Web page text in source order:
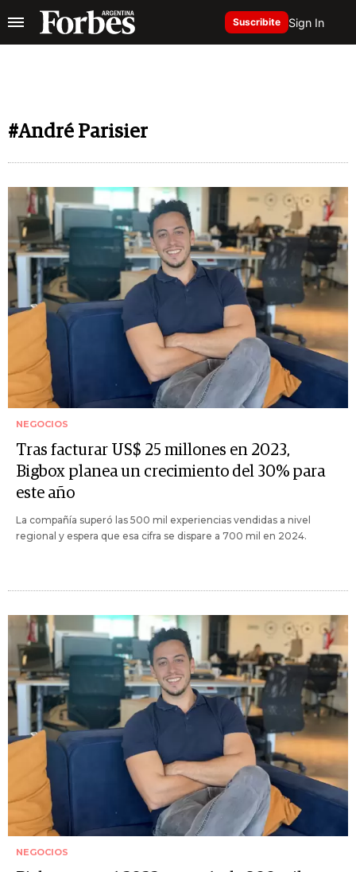
Suscribite Sign In
#André Parisier
NEGOCIOS
Tras facturar US$ 25 millones en 2023,
Bigbox planea un crecimiento del 30% para
este año
La compañía superó las 500 mil experiencias vendidas a nivel
regional y espera que esa cifra se dispare a 700 mil en 2024.
NEGOCIOS